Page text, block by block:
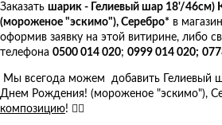
Заказать шарик - Гелиевый шар 18'/46см)
(мороженое "эскимо"), Серебро* в
оформив заявку на этой витирине, либо
телефона 0500 014 020; 0999 014 020;
Мы всегода можем добавить Гелиевый
Днем Рождения! (мороженое "эскимо"),
композицию! 👍🏻